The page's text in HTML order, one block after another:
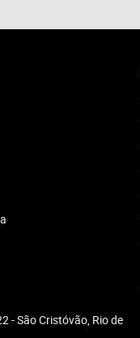
-São Cristóvão, Rio de